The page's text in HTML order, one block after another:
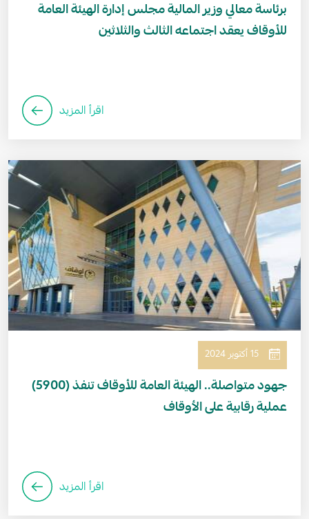
برئاسة معالي وزير المالية مجلس إدارة الهيئة العامة
للأوقاف يعقد اجتماعه الثالث والثلاثين
اقرأ المزيد
الصورة
15 أكتوبر 2024
جهود متواصلة.. الهيئة العامة للأوقاف تنفذ (5900)
عملية رقابية على الأوقاف
اقرأ المزيد